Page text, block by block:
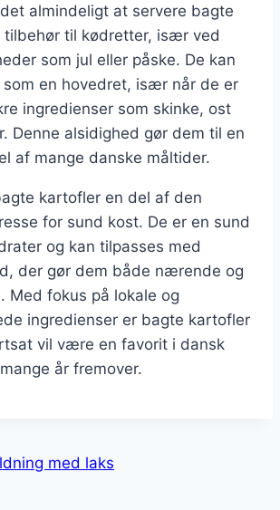
almindeligt at servere bagte
tilbehør til kødretter, især ved
som jul eller påske. De kan
som en hovedret, især når de er
ingredienser som skinke, ost
Denne alsidighed gør dem til en
af mange danske måltider.
kartofler en del af den
for sund kost. De er en sund
og kan tilpasses med
der gør dem både nærende og
Med fokus på lokale og
ingredienser er bagte kartofler
vil være en favorit i dansk
år fremover.
med laks